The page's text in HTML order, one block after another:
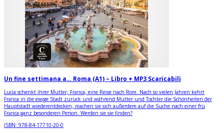
Un fine settimana a… Roma (A1) – Libro + MP3 Scaricabili
Lucia schenkt ihrer Mutter, Franca, eine Reise nach Rom. Nach so vielen Jahren kehrt
Franca in die ewige Stadt zurück und während Mutter und Tochter die Schönheiten der
Hauptstadt wiederentdecken, machen sie sich außerdem auf die Suche nach einer frü
Franca ganz besonderen Person. Werden sie sie finden?
ISBN: 978-84-17710-20-0